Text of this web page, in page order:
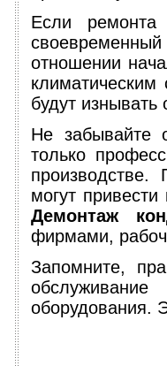
Если
отношении
будут
Не забывайте
только
производстве.
могут
Демонтаж
фирмами,
Запомните,
оборудования.